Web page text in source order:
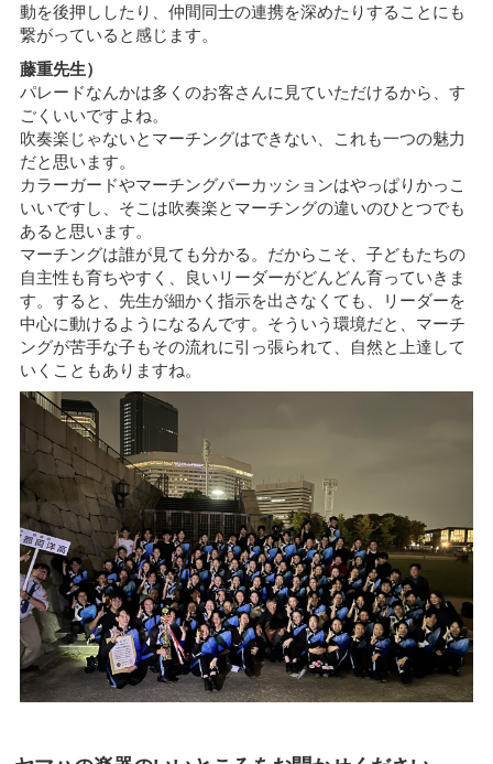
動を後押ししたり、仲間同士の連携を深めたりすることにも
繋がっていると感じます。
藤重先生）
パレードなんかは多くのお客さんに見ていただけるから、す
ごくいいですよね。
吹奏楽じゃないとマーチングはできない、これも一つの魅力
だと思います。
カラーガードやマーチングパーカッションはやっぱりかっこ
いいですし、そこは吹奏楽とマーチングの違いのひとつでも
あると思います。
マーチングは誰が見ても分かる。だからこそ、子どもたちの
自主性も育ちやすく、良いリーダーがどんどん育っていきま
す。すると、先生が細かく指示を出さなくても、リーダーを
中心に動けるようになるんです。そういう環境だと、マーチ
ングが苦手な子もその流れに引っ張られて、自然と上達して
いくこともありますね。